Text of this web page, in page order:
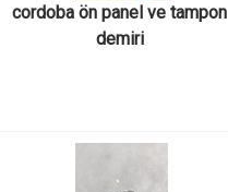
cordoba ön panel ve tampon
demiri